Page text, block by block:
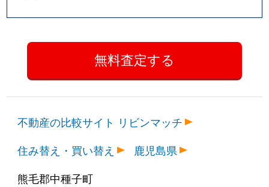
不動産の比較サイト リビンマッチ
住み替え・買い替え
鹿児島県
熊毛郡中種子町